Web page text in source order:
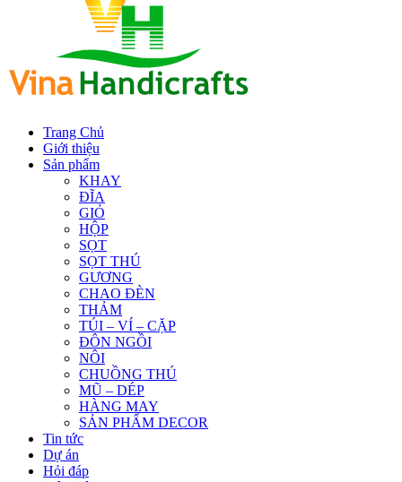
Trang Chủ
Giới thiệu
Sản phẩm
KHAY
ĐĨA
GIỎ
HỘP
SỌT
SỌT THÚ
GƯƠNG
CHAO ĐÈN
THẢM
TÚI – VÍ – CẶP
ĐÔN NGỒI
NÔI
CHUỒNG THÚ
MŨ – DÉP
HÀNG MAY
SẢN PHẨM DECOR
Tin tức
Dự án
Hỏi đáp